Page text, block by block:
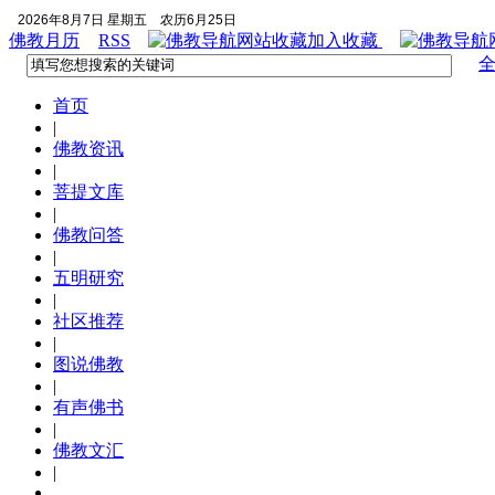
2026年8月7日 星期五 农历6月25日
佛教月历 RSS 加入收藏
首页
|
佛教资讯
|
菩提文库
|
佛教问答
|
五明研究
|
社区推荐
|
图说佛教
|
有声佛书
|
佛教文汇
|